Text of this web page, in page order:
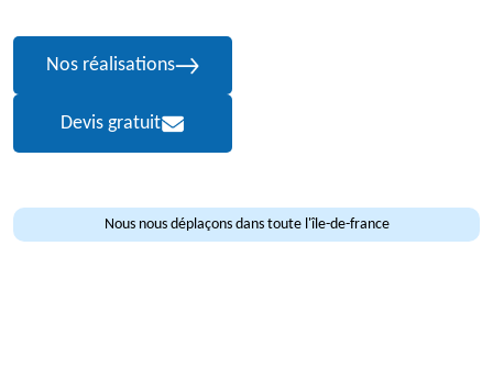
Nos réalisations
Devis gratuit
Nous nous déplaçons dans toute l'île-de-france